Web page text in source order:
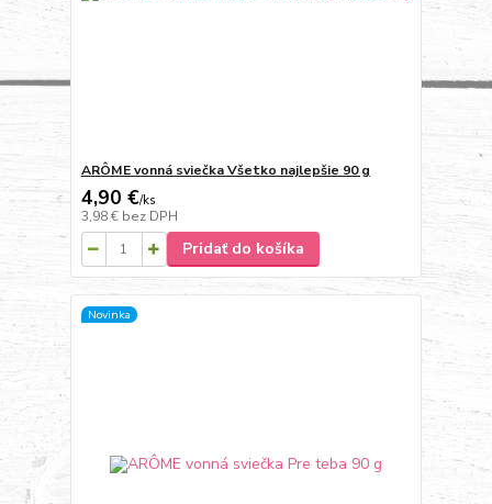
ARÔME vonná sviečka Všetko najlepšie 90 g
4,90 €/ks
3,98 € bez DPH
Pridať do košíka
Novinka